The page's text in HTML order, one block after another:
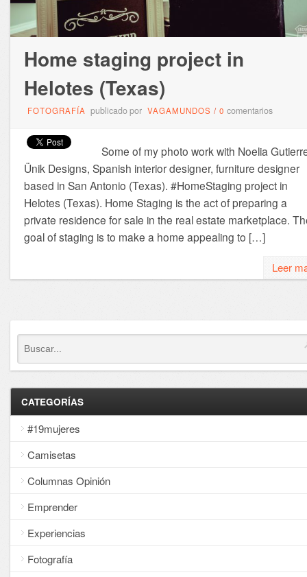
Home staging project in
Helotes (Texas)
FOTOGRAFÍA publicado por VAGAMUNDOS / 0 comentarios
Some of my photo work with Noelia
Ünik Designs, Spanish interior designer, furniture designer
based in San Antonio (Texas). #HomeStaging project in
Helotes (Texas). Home Staging is the act of preparing a
private residence for sale in the real estate marketplace.
goal of staging is to make a home appealing to […]
Leer
CATEGORÍAS
#19mujeres
Camisetas
Columnas Opinión
Emprender
Experiencias
Fotografía